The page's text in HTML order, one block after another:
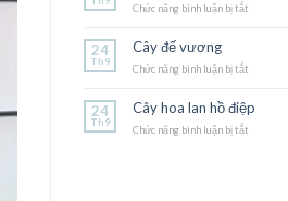
Chức năng bình luận bị tắt
24
Th9
Cây đế vương
Chức năng bình luận bị tắt
vương
24
Th9
Cây hoa lan hồ điệp
Chức năng bình luận bị tắt